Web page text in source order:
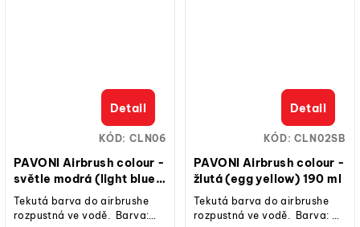
PAVONI Airbrush colour -
světle modrá (light blue)
190 ml
Detail
Tekutá barva do airbrushe
rozpustná ve vodě. Barva:
KÓD: CLN06
PAVONI Airbrush colour -
žlutá (egg yellow) 190 ml
Detail
Tekutá barva do airbrushe
rozpustná ve vodě. Barva:
KÓD:CLN02SB